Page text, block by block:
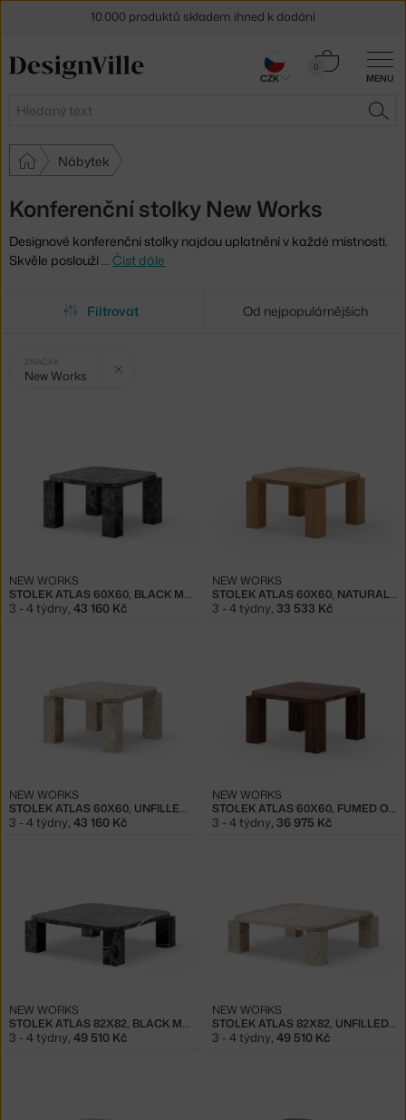
MENU
Hledat
0
Košík
Nábytek
Konferenční stolky New Works
Designové konferenční stolky najdou uplatnění v každé místnosti.
Skvěle poslouží … Číst dále
Filtrovat Od nejpopulárnějších
Vybrané
filtry:
ZNAČKA
New Works
STOLEK ATLAS 60X60, BLACK MARBLE
NEW WORKS
3 - 4 týdny 43 160 Kč
STOLEK ATLAS 60X60, NATURAL OAK
NEW WORKS
3 - 4 týdny 33 533 Kč
STOLEK ATLAS 60X60, UNFILLED TRAVERTINE
NEW WORKS
3 - 4 týdny, 43 160 Kč
STOLEK ATLAS 60X60, FUMED OAK
NEW WORKS
3 - 4 týdny, 36 975 Kč
STOLEK ATLAS 82X82, BLACK MARBLE
NEW WORKS
3 - 4 týdny, 49 510 Kč
STOLEK ATLAS 82X82, UNFILLED TRAVERTINE
NEW WORKS
3 - 4 týdny, 49 510 Kč
Sleva 5 % pro odběratele newsletteru
30 dní na vrácení zboží
CZK